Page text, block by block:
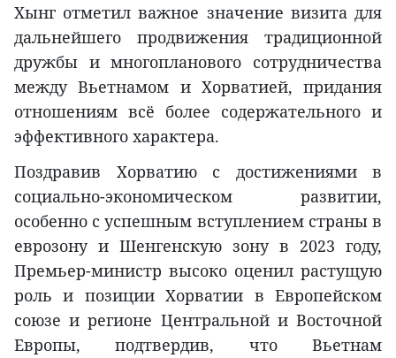
Хынг отметил важное значение визита для
дальнейшего продвижения традиционной
дружбы и многопланового сотрудничества
между Вьетнамом и Хорватией, придания
отношениям всё более содержательного и
эффективного характера.
Поздравив Хорватию с достижениями в
социально-экономическом развитии,
особенно с успешным вступлением страны в
еврозону и Шенгенскую зону в 2023 году,
Премьер-министр высоко оценил растущую
роль и позиции Хорватии в Европейском
союзе и регионе Центральной и Восточной
Европы, подтвердив, что Вьетнам